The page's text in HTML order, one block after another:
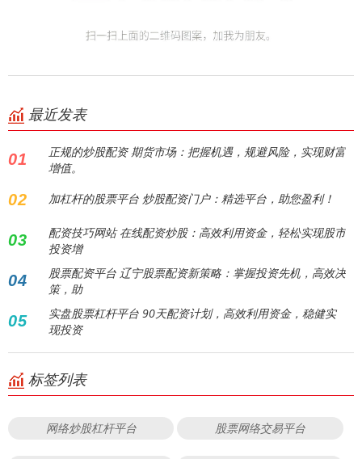
最近发表
01
正规的炒股配资 期货市场：把握机遇，规避风险，实现财富
增值。
02 加杠杆的股票平台 炒股配资门户：精选平台，助您盈利！
03
配资技巧网站 在线配资炒股：高效利用资金，轻松实现股市
投资增
04
股票配资平台 辽宁股票配资新策略：掌握投资先机，高效决
策，助
05
实盘股票杠杆平台 90天配资计划，高效利用资金，稳健实
现投资
标签列表
网络炒股杠杆平台 股票网络交易平台